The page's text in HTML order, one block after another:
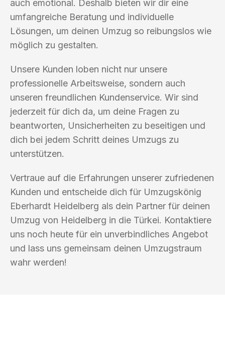
auch emotional. Deshalb bieten wir dir eine
umfangreiche Beratung und individuelle
Lösungen, um deinen Umzug so reibungslos wie
möglich zu gestalten.
Unsere Kunden loben nicht nur unsere
professionelle Arbeitsweise, sondern auch
unseren freundlichen Kundenservice. Wir sind
jederzeit für dich da, um deine Fragen zu
beantworten, Unsicherheiten zu beseitigen und
dich bei jedem Schritt deines Umzugs zu
unterstützen.
Vertraue auf die Erfahrungen unserer zufriedenen
Kunden und entscheide dich für Umzugskönig
Eberhardt Heidelberg als dein Partner für deinen
Umzug von Heidelberg in die Türkei. Kontaktiere
uns noch heute für ein unverbindliches Angebot
und lass uns gemeinsam deinen Umzugstraum
wahr werden!